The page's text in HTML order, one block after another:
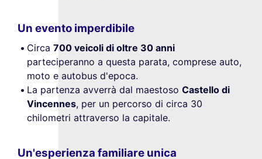
Un evento imperdibile
Circa 700 veicoli di oltre 30 anni
parteciperanno a questa parata, comprese auto,
moto e autobus d'epoca.
La partenza avverrà dal maestoso Castello di
Vincennes, per un percorso di circa 30
chilometri attraverso la capitale.
Un'esperienza familiare unica